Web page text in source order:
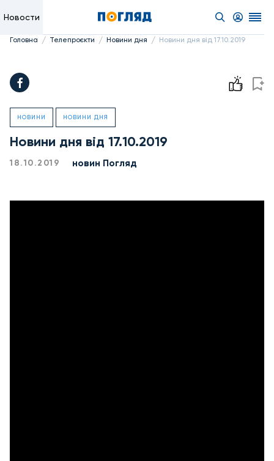
Новости
Головна / Телепроєкти / Новини дня / Новини дня від 17.10.2019
НОВИНИ НОВИНИ ДНЯ
Новини дня від 17.10.2019
18.10.2019 новин Погляд